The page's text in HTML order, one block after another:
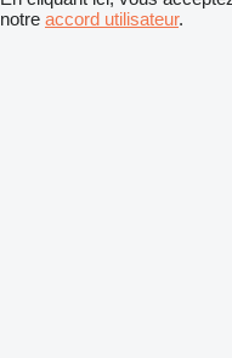
notre accord utilisateur.